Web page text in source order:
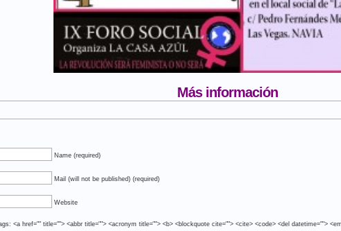
Más información
Name (required)
Mail (will not be published) (required)
Website
<a href="" title=""> <abbr title=""> <acronym title=""> <b> <blockquote cite=""> <cite> <code> <del datetime="">